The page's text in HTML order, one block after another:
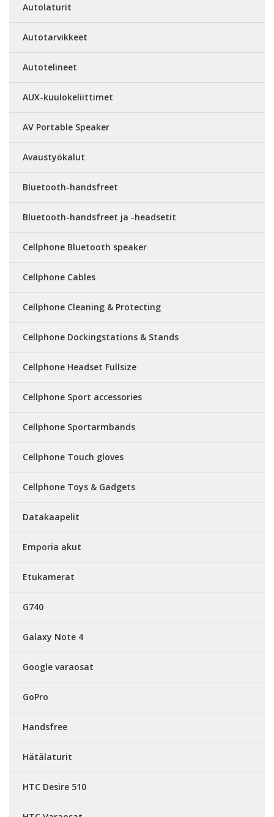
Autolaturit
Autotarvikkeet
Autotelineet
AUX-kuulokeliittimet
AV Portable Speaker
Avaustyökalut
Bluetooth-handsfreet
Bluetooth-handsfreet ja -headsetit
Cellphone Bluetooth speaker
Cellphone Cables
Cellphone Cleaning & Protecting
Cellphone Dockingstations & Stands
Cellphone Headset Fullsize
Cellphone Sport accessories
Cellphone Sportarmbands
Cellphone Touch gloves
Cellphone Toys & Gadgets
Datakaapelit
Emporia akut
Etukamerat
G740
Galaxy Note 4
Google varaosat
GoPro
Handsfree
Hätälaturit
HTC Desire 510